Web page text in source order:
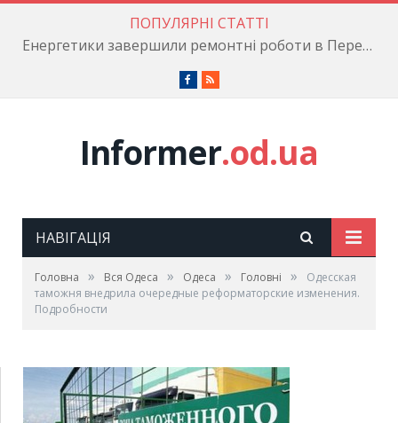
ПОПУЛЯРНІ СТАТТІ
Енергетики завершили ремонтні роботи в Пересипському районі
Facebook
RSS
Informer.od.ua
НАВІГАЦІЯ
Головна » Вся Одеса » Одеса » Головні »
Одесская
таможня внедрила очередные реформаторские изменения.
Подробности